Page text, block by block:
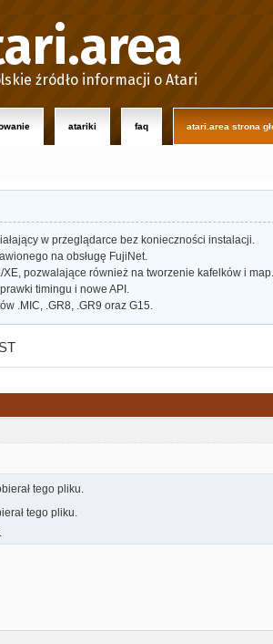
źródło informacji o Atari
atariki faq atari.area strona
w przeglądarce bez konieczności instalacji.
na obsługę FujiNet.
pozwalające również na tworzenie kafelków i map.
timingu i nowe API.
.MIC, .GR8, .GR9 oraz G15.
tego pliku.
tego pliku.